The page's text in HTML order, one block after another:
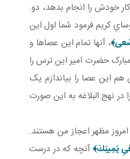
خودش را انجام بدهد، دو.
مبارک موساي کريم فرمود شما اول اين
، آنها تمام اين عصاها و
حضرت امير اين ترس را
اين عصا را بياندازم يک
در نهج البلاغه به اين صورت
مظهر اعجاز من هستند.
يَمِينِكَ﴾ آنچه که در درست